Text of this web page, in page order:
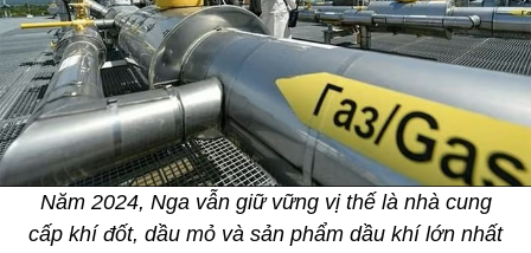
Năm 2024, Nga vẫn giữ vững vị thế là nhà cung
cấp khí đốt, dầu mỏ và sản phẩm dầu khí lớn nhất